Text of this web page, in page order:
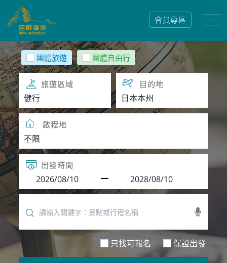
會員專區
團體旅遊 團體自由行
旅遊區域 目的地
啟程地
出發時間
只找可報名 保證出發